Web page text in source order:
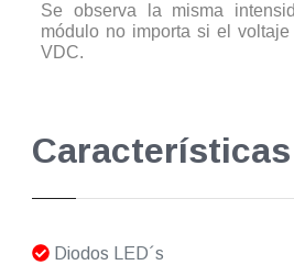
Se observa la misma
módulo no importa si el
VDC.
Características
Diodos LED´s